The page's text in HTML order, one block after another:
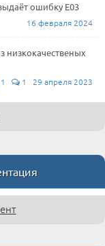
ошибку Е03
16 февраля 2024
низкокачественых
1 29 апреля 2023